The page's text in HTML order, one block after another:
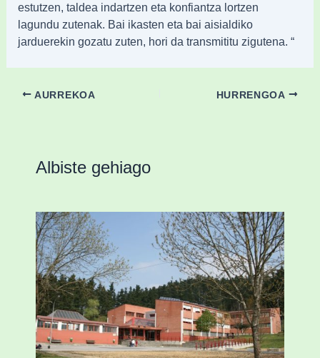
estutzen, taldea indartzen eta konfiantza lortzen
lagundu zutenak. Bai ikasten eta bai aisialdiko
jarduerekin gozatu zuten, hori da transmititu zigutena. “
AURREKOA HURRENGOA
Albiste gehiago
Amorebietak eta Eusko Jaurlaritzak
Urritxen institutu berri bat eraikitzea